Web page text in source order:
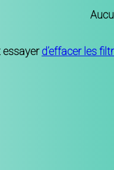
essayerd’effacer les